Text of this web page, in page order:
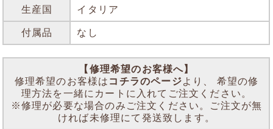
生産国 イタリア
付属品 なし
【修理希望のお客様へ】
修理希望のお客様は コチラのページより、 希望の修
理方法を一緒にカートに入れてご注文ください。
※修理が必要な場合のみご注文ください。ご注文が無
ければ未修理にて発送致します。